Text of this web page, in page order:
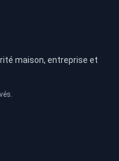
maison, entreprise et